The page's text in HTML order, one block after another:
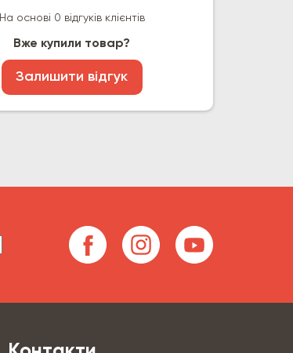
На основі 0 відгуків клієнтів
Вже купили товар?
Залишити відгук